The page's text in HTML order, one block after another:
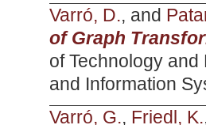
Varró, D., and
of Graph
of Technology
and Information
Varró, G., Friedl, K.